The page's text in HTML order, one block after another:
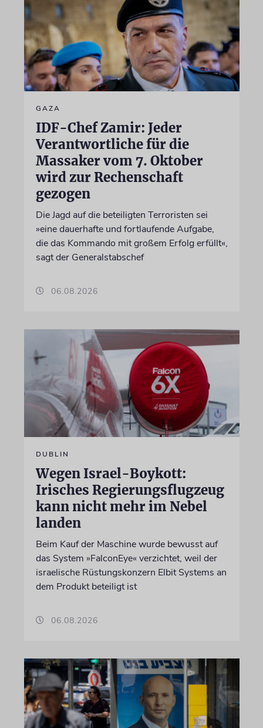
GAZA
IDF-Chef Zamir: Jeder
Verantwortliche für die
Massaker vom 7. Oktober
wird zur Rechenschaft
gezogen
Die Jagd auf die beteiligten Terroristen sei
»eine dauerhafte und fortlaufende Aufgabe,
die das Kommando mit großem Erfolg erfüllt«,
sagt der Generalstabschef
06.08.2026
DUBLIN
Wegen Israel-Boykott:
Irisches Regierungsflugzeug
kann nicht mehr im Nebel
landen
Beim Kauf der Maschine wurde bewusst auf
das System »FalconEye« verzichtet, weil der
israelische Rüstungskonzern Elbit Systems an
dem Produkt beteiligt ist
06.08.2026